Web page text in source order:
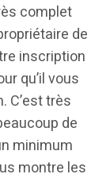
complet
de
inscription
qu’il vous
C’est très
de
minimum
montre les